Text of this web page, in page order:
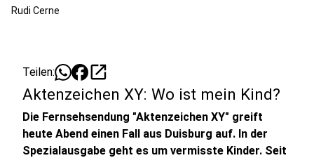
Rudi Cerne
Teilen: open_in_new
Aktenzeichen XY: Wo ist mein Kind?
Die Fernsehsendung "Aktenzeichen XY" greift
heute Abend einen Fall aus Duisburg auf. In der
Spezialausgabe geht es um vermisste Kinder. Seit